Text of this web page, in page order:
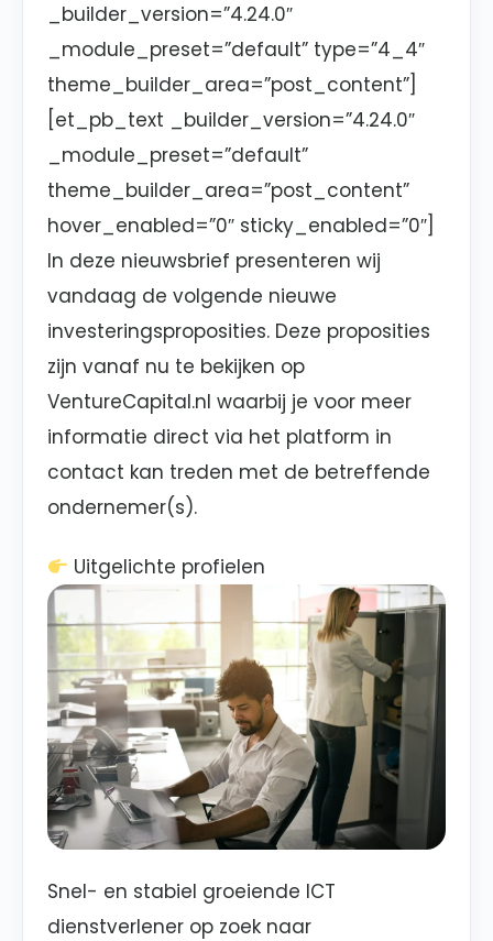
_builder_version=”4.24.0″
_module_preset=”default” type=”4_4″
theme_builder_area=”post_content”]
[et_pb_text _builder_version=”4.24.0″
_module_preset=”default”
theme_builder_area=”post_content”
hover_enabled=”0″ sticky_enabled=”0″]
In deze nieuwsbrief presenteren wij
vandaag de volgende nieuwe
investeringsproposities. Deze proposities
zijn vanaf nu te bekijken op
VentureCapital.nl waarbij je voor meer
informatie direct via het platform in
contact kan treden met de betreffende
ondernemer(s).
Uitgelichte profielen
Snel- en stabiel groeiende ICT
dienstverlener op zoek naar